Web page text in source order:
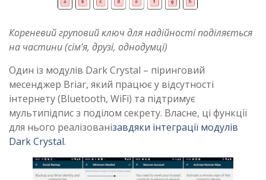
Кореневий груповий ключ для надійності поділяється
на частини (сім'я, друзі, однодумці)
Один із модулів Dark Crystal – піринговий
месенджер Briar, який працює у відсутності
інтернету (Bluetooth, WiFi) та підтримує
мультипідпис з поділом секрету. Власне, ці функції
для нього реалізованізавдяки інтеграції модулів
Dark Crystal.